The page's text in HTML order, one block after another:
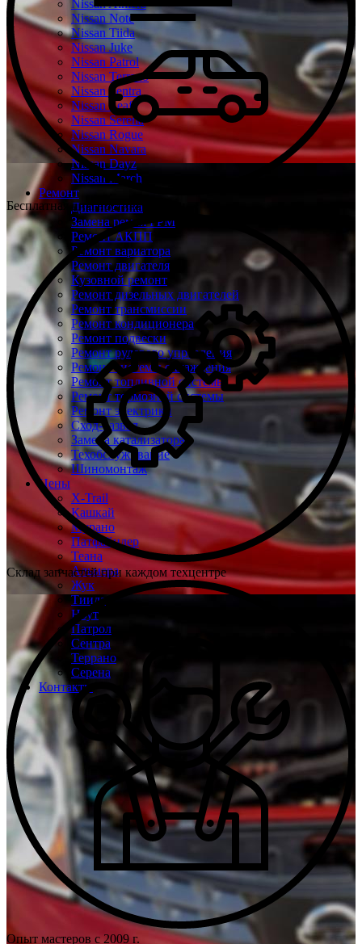
Nissan Almera
Nissan Note
Nissan Tiida
Nissan Juke
Nissan Patrol
Nissan Terrano
Nissan Sentra
Nissan Leaf
Nissan Serena
Nissan Rogue
Nissan Navara
Nissan Dayz
Nissan March
Ремонт
Диагностика
Замена ремня ГРМ
Ремонт АКПП
Ремонт вариатора
Ремонт двигателя
Кузовной ремонт
Ремонт дизельных двигателей
Ремонт трансмиссии
Ремонт кондиционера
Ремонт подвески
Ремонт рулевого управления
Ремонт системы охлаждения
Ремонт топливной системы
Ремонт тормозной системы
Ремонт электрики
Сход-развал
Замена катализатора
Техобслуживание
Шиномонтаж
Цены
X-Trail
Кашкай
Мурано
Патфайндер
Теана
Альмера
Жук
Тиида
Ноут
Патрол
Сентра
Террано
Серена
Контакты
Бесплатная диагностика Ниссан
Склад запчастей при каждом техцентре
Опыт мастеров с 2009 г.